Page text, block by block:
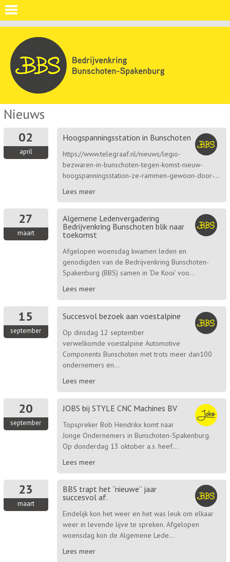
Nieuws
Hoogspanningsstation in Bunschoten
https://www.telegraaf.nl/nieuws/legio-
bezwaren-in-bunschoten-tegen-komst-nieuw-
hoogspanningsstation-ze-rammen-gewoon-door-...
Lees meer
02
april
Algemene Ledenvergadering
Bedrijvenkring Bunschoten blik naar
toekomst
Afgelopen woensdag kwamen leden en
genodigden van de Bedrijvenkring Bunschoten-
Spakenburg (BBS) samen in ‘De Kooi’ voo...
Lees meer
27
maart
Succesvol bezoek aan voestalpine
Op dinsdag 12 september
verwelkomde voestalpine Automotive
Components Bunschoten met trots meer dan100
ondernemers en...
Lees meer
15
september
JOBS bij STYLE CNC Machines BV
Topspreker Bob Hendrikx komt naar
Jonge Ondernemers in Bunschoten-Spakenburg.
Op donderdag 13 oktober a.s. heef...
Lees meer
20
september
BBS trapt het “nieuwe” jaar
succesvol af.
Eindelijk kon het weer en het was leuk om elkaar
weer in levende lijve te spreken. Afgelopen
woensdag kon de Algemene Lede...
Lees meer
23
maart